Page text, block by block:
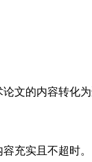
文的内容转化
充实且不超时。